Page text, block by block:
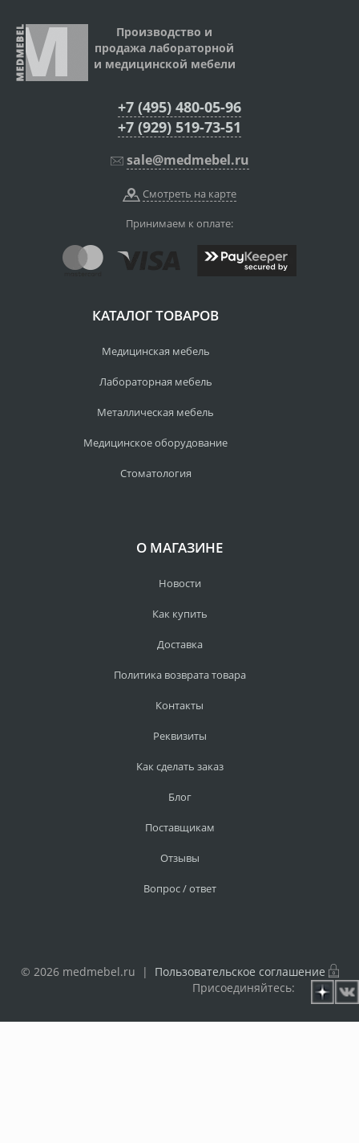
Производство и
продажа лабораторной
и медицинской мебели
+7 (495) 480-05-96
+7 (929) 519-73-51
sale@medmebel.ru
Смотреть на карте
Принимаем к оплате:
КАТАЛОГ ТОВАРОВ
Медицинская мебель
Лабораторная мебель
Металлическая мебель
Медицинское оборудование
Стоматология
О МАГАЗИНЕ
Новости
Как купить
Доставка
Политика возврата товара
Контакты
Реквизиты
Как сделать заказ
Блог
Поставщикам
Отзывы
Вопрос / ответ
© 2026 medmebel.ru | Пользовательское соглашение
Присоединяйтесь: